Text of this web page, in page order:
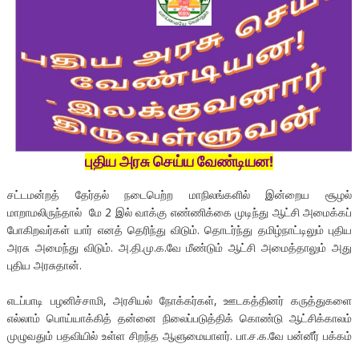
புதிய அரசு செய்ய வேண்டியன!
சட்டமன்றத் தேர்தல் நடைபெற்ற மாநிலங்களில் இன்றைய சூழல்
மாறாமலிருந்தால் மே 2 இல் வாக்கு எண்ணிக்கை முடிந்து ஆட்சி அமைக்கப்
போகிறவர்கள் யார் எனத் தெரிந்து விடும். தொடர்ந்து தமிழ்நாட்டிலும் புதிய
அரசு அமைந்து விடும். அ.தி.மு.க.வே மீண்டும் ஆட்சி அமைத்தாலும் அது
புதிய அரசுதான்.
எடப்பாடி பழனிச்சாமி, அரசியல் நோக்கர்கள், ஊடகத்தினர் கருத்துகளை
எல்லாம் பொய்யாக்கித் தன்னை நிலைப்படுத்திக் கொண்டு ஆட்சிக்காலம்
முழுவதும் பதவியில் உள்ள சிறந்த ஆளுமையாளர். பா.ச.க.வே பன்னீர் பக்கம்